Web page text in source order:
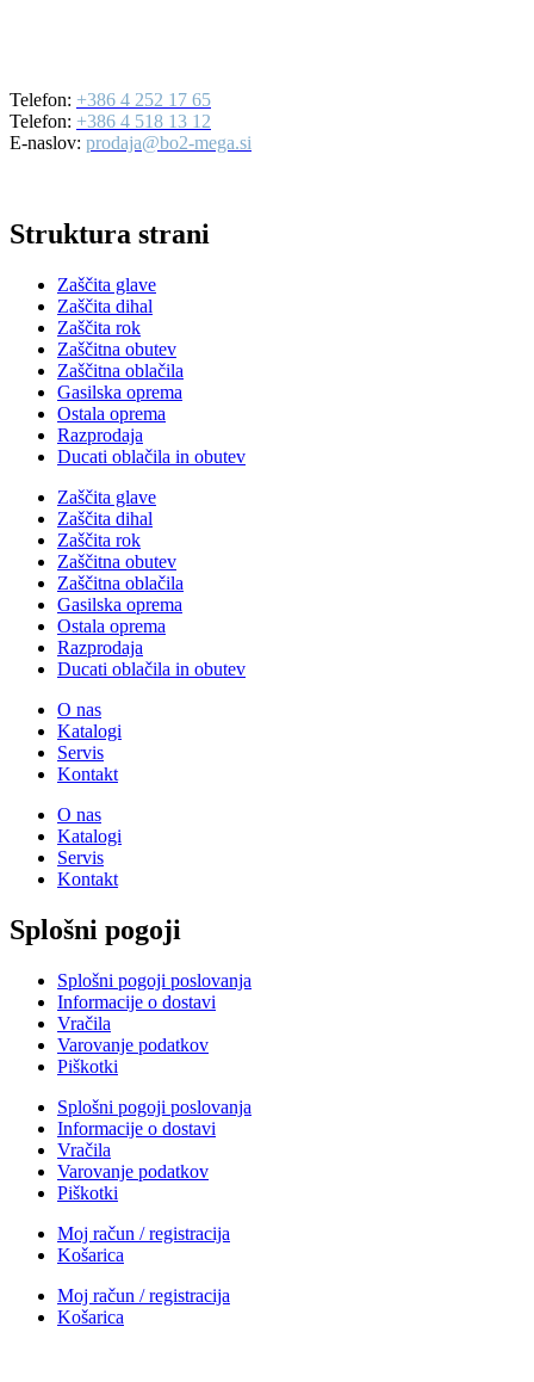
Telefon: +386 4 252 17 65
Telefon: +386 4 518 13 12
E-naslov: prodaja@bo2-mega.si
Struktura strani
Zaščita glave
Zaščita dihal
Zaščita rok
Zaščitna obutev
Zaščitna oblačila
Gasilska oprema
Ostala oprema
Razprodaja
Ducati oblačila in obutev
Zaščita glave
Zaščita dihal
Zaščita rok
Zaščitna obutev
Zaščitna oblačila
Gasilska oprema
Ostala oprema
Razprodaja
Ducati oblačila in obutev
O nas
Katalogi
Servis
Kontakt
O nas
Katalogi
Servis
Kontakt
Splošni pogoji
Splošni pogoji poslovanja
Informacije o dostavi
Vračila
Varovanje podatkov
Piškotki
Splošni pogoji poslovanja
Informacije o dostavi
Vračila
Varovanje podatkov
Piškotki
Moj račun / registracija
Košarica
Moj račun / registracija
Košarica